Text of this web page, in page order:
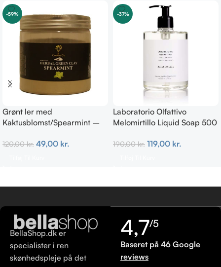
-59%
Grønt ler med
Kaktusblomst/Spearmint –
120,00kr. 49,00 kr.
-37%
Laboratorio Olfattivo
Melomirtillo Liquid Soap 500
190,00kr. 119,00 kr.
BellaShop.dk er
specialister i ren
skønhedspleje på det
4,7/5
Baseret på 46 Google
reviews